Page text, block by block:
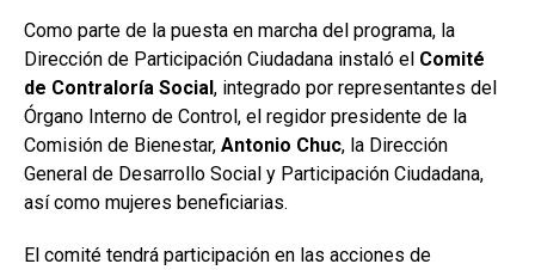
Como parte de la puesta en marcha del programa, la
Dirección de Participación Ciudadana instaló el Comité
de Contraloría Social, integrado por representantes del
Órgano Interno de Control, el regidor presidente de la
Comisión de Bienestar, Antonio Chuc, la Dirección
General de Desarrollo Social y Participación Ciudadana,
así como mujeres beneficiarias.
El comité tendrá participación en las acciones de